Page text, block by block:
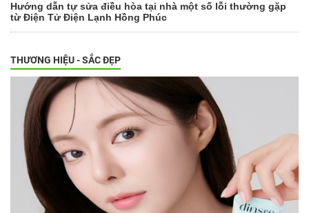
Hướng dẫn tự sửa điều hòa tại nhà một số lỗi thường gặp
từ Điện Tử Điện Lạnh Hồng Phúc
THƯƠNG HIỆU - SẮC ĐẸP